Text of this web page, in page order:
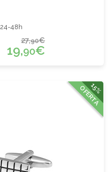
48h
27,90€
19,90€
15%
OFERTA